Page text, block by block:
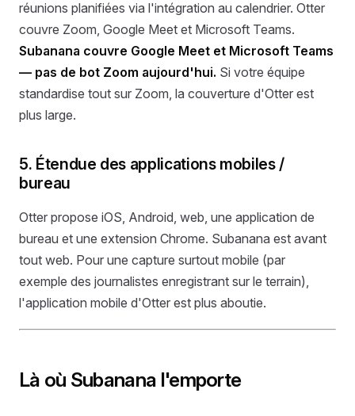
réunions planifiées via l'intégration au calendrier. Otter
couvre Zoom, Google Meet et Microsoft Teams.
Subanana couvre Google Meet et Microsoft Teams
— pas de bot Zoom aujourd'hui. Si votre équipe
standardise tout sur Zoom, la couverture d'Otter est
plus large.
5. Étendue des applications mobiles /
bureau
Otter propose iOS, Android, web, une application de
bureau et une extension Chrome. Subanana est avant
tout web. Pour une capture surtout mobile (par
exemple des journalistes enregistrant sur le terrain),
l'application mobile d'Otter est plus aboutie.
Là où Subanana l'emporte